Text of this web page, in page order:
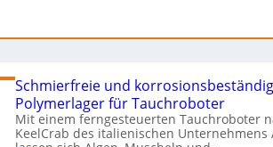
Schmierfreie und
Polymerlager für Tauchroboter
Mit einem ferngesteuerten Tauchroboter
KeelCrab des italienischen Unternehmens